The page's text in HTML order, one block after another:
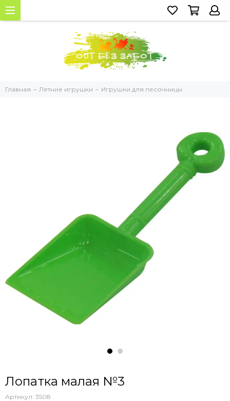
Главная Летние игрушки Игрушки для песочницы
Лопатка малая №3
Артикул: 3508